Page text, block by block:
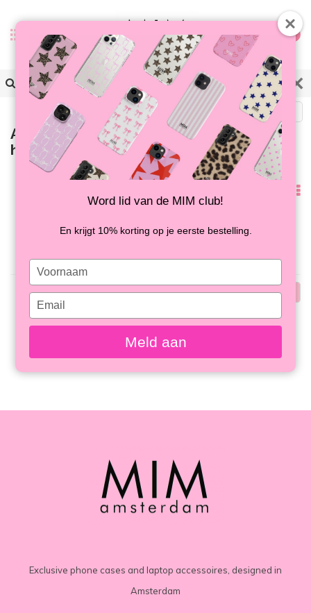
0
Zurück
Artikel mit Schlagwort groen
hoesje met bijtjes
angesehen
Keine Produkte gefunden!...
Am
Exclusive phone cases and laptop accessoires, designed in
Amsterdam
Word lid van de MIM club!
En krijgt 10% korting op je eerste bestelling.
Type
your
name
Type
your
email
Meld aan